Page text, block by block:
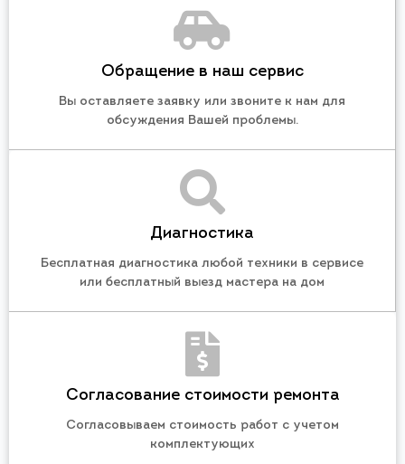
Обращение в наш сервис
Вы оставляете заявку или звоните к нам для
обсуждения Вашей проблемы.
Диагностика
Бесплатная диагностика любой техники в сервисе
или бесплатный выезд мастера на дом
Согласование стоимости ремонта
Согласовываем стоимость работ с учетом
комплектующих